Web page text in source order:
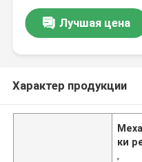
Лучшая цена
Характер продукции
ки
,